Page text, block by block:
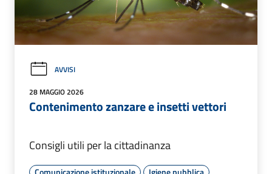
AVVISI
28 MAGGIO 2026
Contenimento zanzare e insetti vettori
Consigli utili per la cittadinanza